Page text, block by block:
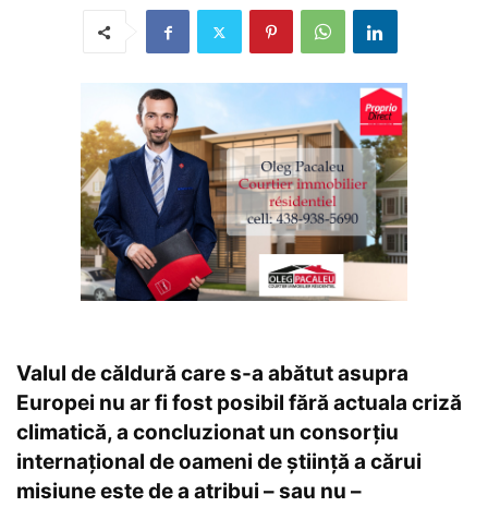
Valul de căldură care s-a abătut asupra
Europei nu ar fi fost posibil fără actuala criză
climatică, a concluzionat un consorțiu
internațional de oameni de știință a cărui
misiune este de a atribui – sau nu –